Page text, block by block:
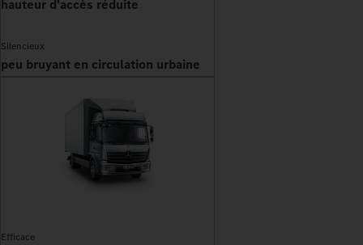
hauteur d'accès réduite
Silencieux
peu bruyant en circulation urbaine
Efficace